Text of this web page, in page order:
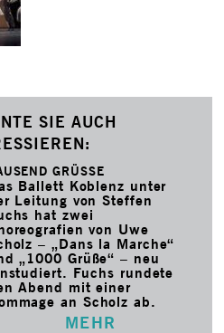
SIE AUCH
GRÜSSE
Ballett Koblenz unter
Leitung von Steffen
hat zwei
von Uwe
– „Dans la Marche“
„1000 Grüße“ – neu
Fuchs rundete
Abend mit einer
an Scholz ab.
MEHR